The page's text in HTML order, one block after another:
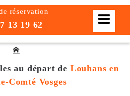
réservation
13 19 62
au départ de Louhans en
Comté Vosges